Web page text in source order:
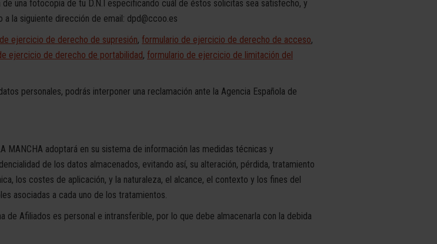
una fotocopia de tu D.N.I especificando cuál de éstos solicitas sea satisfecho, y
la siguiente dirección de email: dpd@ccoo.es
ejercicio de derecho de supresión, formulario de ejercicio de derecho de acceso,
ejercicio de derecho de portabilidad, formulario de ejercicio de limitación del
personales, podrás interponer una reclamación ante la Agencia Española de
MANCHA adoptará en su sistema de información las medidas técnicas y
de los datos almacenados, evitando así, su alteración, pérdida, tratamiento
los costes de aplicación, y la naturaleza, el alcance, el contexto y los fines del
asociadas a cada uno de los tratamientos.
de Afiliados es personal e intransferible, por lo que debe almacenarla con la debida